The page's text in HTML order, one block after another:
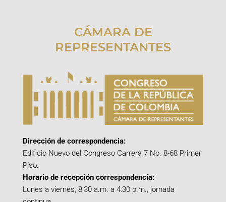
CÁMARA DE
REPRESENTANTES
Dirección de correspondencia:
Edificio Nuevo del Congreso Carrera 7 No. 8-68 Primer
Piso.
Horario de recepción correspondencia:
Lunes a viernes, 8:30 a.m. a 4:30 p.m., jornada